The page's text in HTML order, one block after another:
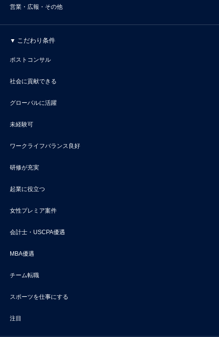
営業・広報・その他
こだわり条件
ポストコンサル
社会に貢献できる
グローバルに活躍
未経験可
ワークライフバランス良好
研修が充実
起業に役立つ
女性プレミア案件
会計士・USCPA優遇
MBA優遇
チーム転職
スポーツを仕事にする
注目